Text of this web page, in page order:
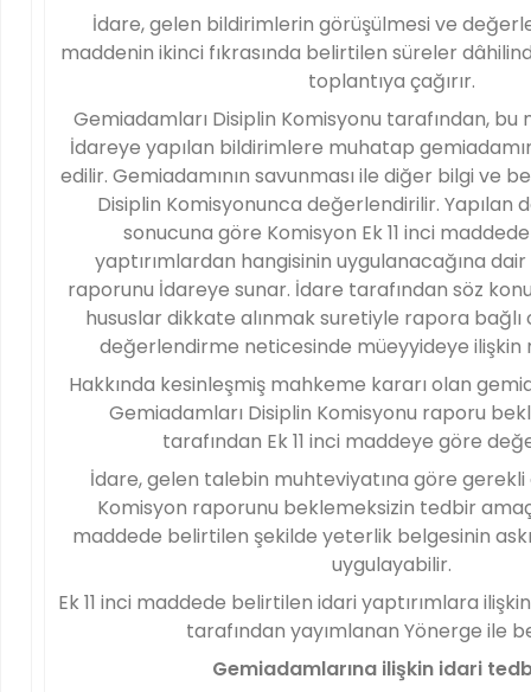
İdare, gelen bildirimlerin görüşülmesi ve
maddenin ikinci fıkrasında belirtilen süreler
toplantıya çağırır.
Gemiadamları Disiplin Komisyonu tarafından, bu
İdareye yapılan bildirimlere muhatap
edilir. Gemiadamının savunması ile diğer bilgi ve
Disiplin Komisyonunca değerlendirilir. Yapılan
sonucuna göre Komisyon Ek 11 inci
yaptırımlardan hangisinin uygulanacağına
raporunu İdareye sunar. İdare tarafından söz
hususlar dikkate alınmak suretiyle rapora bağlı
değerlendirme neticesinde müeyyideye ilişkin
Hakkında kesinleşmiş mahkeme kararı olan
Gemiadamları Disiplin Komisyonu raporu
tarafından Ek 11 inci maddeye göre
İdare, gelen talebin muhteviyatına göre
Komisyon raporunu beklemeksizin tedbir
maddede belirtilen şekilde yeterlik belgesinin
uygulayabilir.
Ek 11 inci maddede belirtilen idari yaptırımlara
tarafından yayımlanan Yönerge ile
Gemiadamlarına ilişkin idari